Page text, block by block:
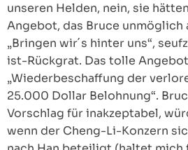
unseren Helden, nein, sie
Angebot, das Bruce unmöglich
„Bringen wir´s hinter uns“,
ist-Rückgrat. Das tolle
„Wiederbeschaffung der
25.000 Dollar Belohnung“.
Vorschlag für inakzeptabel,
wenn der Cheng-Li-Konzern